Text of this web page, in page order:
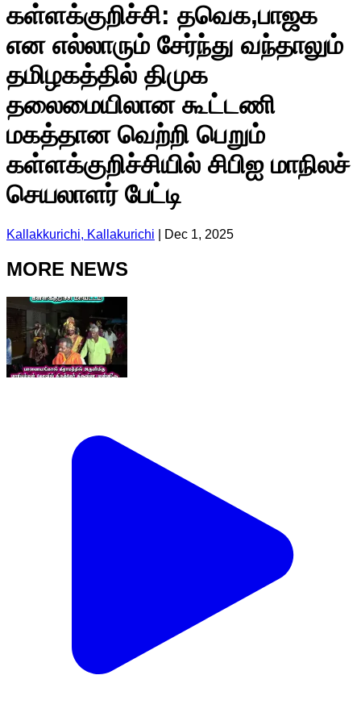
கள்ளக்குறிச்சி: தவெக,பாஜக
என எல்லாரும் சேர்ந்து வந்தாலும்
தமிழகத்தில் திமுக
தலைமையிலான கூட்டணி
மகத்தான வெற்றி பெறும்
கள்ளக்குறிச்சியில் சிபிஐ மாநிலச்
செயலாளர் பேட்டி
Kallakkurichi, Kallakurichi Dec 1, 2025
MORE NEWS